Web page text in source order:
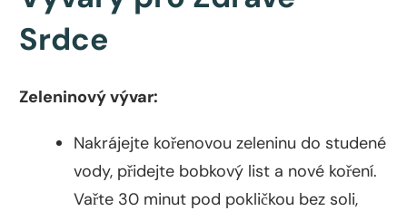
Srdce
Zeleninový vývar:
Nakrájejte kořenovou zeleninu do studené
vody, přidejte bobkový list a nové koření.
Vařte 30 minut pod pokličkou bez soli,